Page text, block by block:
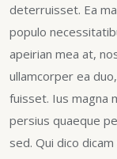
deterruisset. Ea
populo
apeirian mea at,
ullamcorper ea
fuisset. Ius magna
persius quaeque
sed. Qui dico